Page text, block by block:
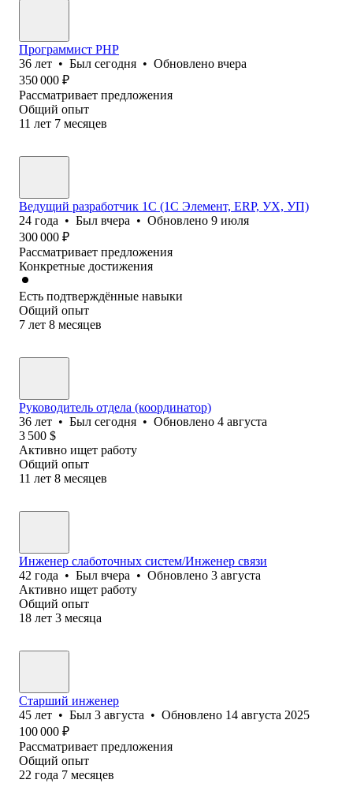
Программист PHP
36 лет • Был сегодня • Обновлено вчера
350 000 ₽
Рассматривает предложения
Общий опыт
11 лет 7 месяцев
Ведущий разработчик 1С (1С Элемент, ERP, УХ, УП)
24 года • Был вчера • Обновлено 9 июля
300 000 ₽
Рассматривает предложения
Конкретные достижения
Есть подтверждённые навыки
Общий опыт
7 лет 8 месяцев
Руководитель отдела (координатор)
36 лет • Был сегодня • Обновлено 4 августа
3 500 $
Активно ищет работу
Общий опыт
11 лет 8 месяцев
Инженер слаботочных систем/Инженер связи
42 года • Был вчера • Обновлено 3 августа
Активно ищет работу
Общий опыт
18 лет 3 месяца
Старший инженер
45 лет • Был 3 августа • Обновлено 14 августа 2025
100 000 ₽
Рассматривает предложения
Общий опыт
22 года 7 месяцев